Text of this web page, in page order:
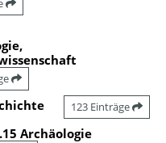
123 Einträge
Archäologie